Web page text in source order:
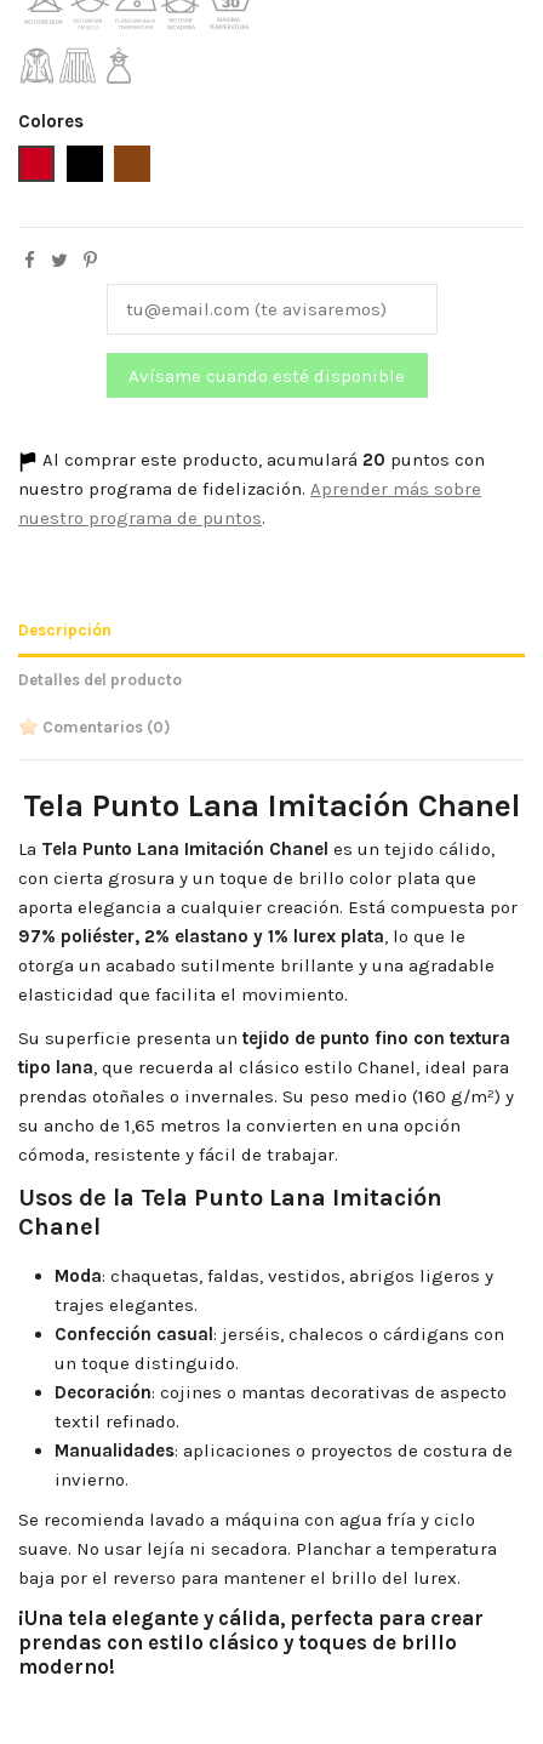
Colores
Al comprar este producto, acumulará 20 puntos con
nuestro programa de fidelización. Aprender más sobre
nuestro programa de puntos.
Descripción
Detalles del producto
Comentarios (0)
Tela Punto Lana Imitación Chanel
La Tela Punto Lana Imitación Chanel es un tejido cálido,
con cierta grosura y un toque de brillo color plata que
aporta elegancia a cualquier creación. Está compuesta por
97% poliéster, 2% elastano y 1% lurex plata, lo que le
otorga un acabado sutilmente brillante y una agradable
elasticidad que facilita el movimiento.
Su superficie presenta un tejido de punto fino con textura
tipo lana, que recuerda al clásico estilo Chanel, ideal para
prendas otoñales o invernales. Su peso medio (160 g/m²) y
su ancho de 1,65 metros la convierten en una opción
cómoda, resistente y fácil de trabajar.
Usos de la Tela Punto Lana Imitación
Chanel
Moda: chaquetas, faldas, vestidos, abrigos ligeros y
trajes elegantes.
Confección casual: jerséis, chalecos o cárdigans con
un toque distinguido.
Decoración: cojines o mantas decorativas de aspecto
textil refinado.
Manualidades: aplicaciones o proyectos de costura de
invierno.
Se recomienda lavado a máquina con agua fría y ciclo
suave. No usar lejía ni secadora. Planchar a temperatura
baja por el reverso para mantener el brillo del lurex.
¡Una tela elegante y cálida, perfecta para crear
prendas con estilo clásico y toques de brillo
moderno!